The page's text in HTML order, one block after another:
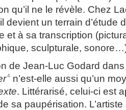
qu’il ne le révèle. Chez
devient un terrain d’étude
et à sa transcription
sculpturale,
de Jean-Luc Godard dans
4 n’est-elle aussi qu’un
. Littérarisé, celui-ci est
sa paupérisation. L’artiste